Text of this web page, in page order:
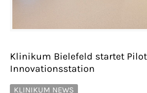
Klinikum Bielefeld startet
Innovationsstation
KLINIKUM NEWS